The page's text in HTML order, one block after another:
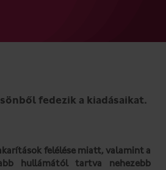
fedezik a kiadásaikat.
felélése miatt, valamint a
hullámától tartva nehezebb